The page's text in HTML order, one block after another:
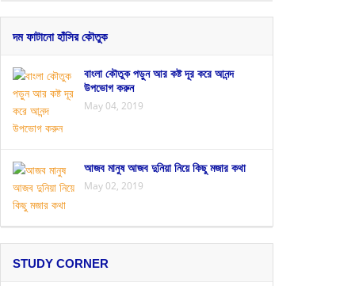
দম ফাটানো হাঁসির কৌতুক
বাংলা কৌতুক পড়ুন আর কষ্ট দূর করে আনন্দ
উপভোগ করুন
May 04, 2019
আজব মানুষ আজব দুনিয়া নিয়ে কিছু মজার কথা
May 02, 2019
STUDY CORNER